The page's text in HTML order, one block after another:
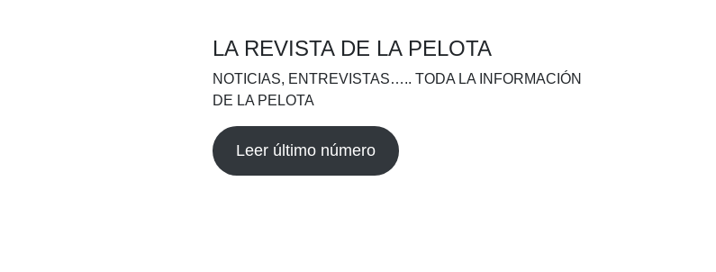
LA REVISTA DE LA PELOTA
NOTICIAS, ENTREVISTAS….. TODA LA INFORMACIÓN
DE LA PELOTA
Leer último número